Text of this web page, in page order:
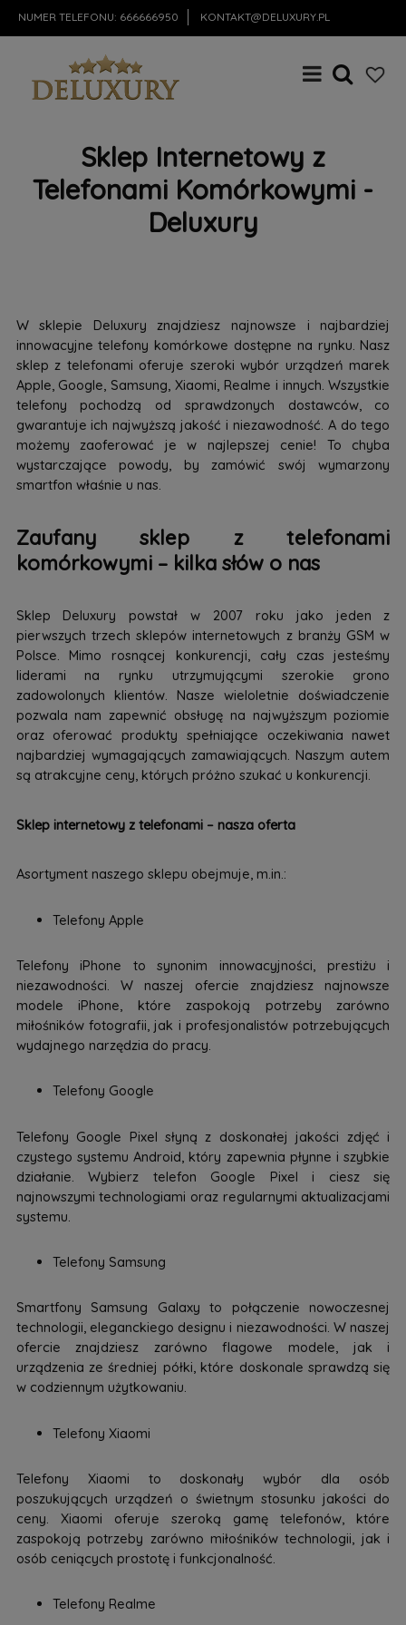
NUMER TELEFONU: 666666950 KONTAKT@DELUXURY.PL
Sklep Internetowy z
Telefonami Komórkowymi -
Deluxury
W sklepie Deluxury znajdziesz najnowsze i najbardziej
innowacyjne telefony komórkowe dostępne na rynku. Nasz
sklep z telefonami oferuje szeroki wybór urządzeń marek
Apple, Google, Samsung, Xiaomi, Realme i innych. Wszystkie
telefony pochodzą od sprawdzonych dostawców, co
gwarantuje ich najwyższą jakość i niezawodność. A do tego
możemy zaoferować je w najlepszej cenie! To chyba
wystarczające powody, by zamówić swój wymarzony
smartfon właśnie u nas.
Zaufany sklep z telefonami
komórkowymi – kilka słów o nas
Sklep Deluxury powstał w 2007 roku jako jeden z
pierwszych trzech sklepów internetowych z branży GSM w
Polsce. Mimo rosnącej konkurencji, cały czas jesteśmy
liderami na rynku utrzymującymi szerokie grono
zadowolonych klientów. Nasze wieloletnie doświadczenie
pozwala nam zapewnić obsługę na najwyższym poziomie
oraz oferować produkty spełniające oczekiwania nawet
najbardziej wymagających zamawiających. Naszym autem
są atrakcyjne ceny, których próżno szukać u konkurencji.
Sklep internetowy z telefonami – nasza oferta
Asortyment naszego sklepu obejmuje, m.in.:
Telefony Apple
Telefony iPhone to synonim innowacyjności, prestiżu i
niezawodności. W naszej ofercie znajdziesz najnowsze
modele iPhone, które zaspokoją potrzeby zarówno
miłośników fotografii, jak i profesjonalistów potrzebujących
wydajnego narzędzia do pracy.
Telefony Google
Telefony Google Pixel słyną z doskonałej jakości zdjęć i
czystego systemu Android, który zapewnia płynne i szybkie
działanie. Wybierz telefon Google Pixel i ciesz się
najnowszymi technologiami oraz regularnymi aktualizacjami
systemu.
Telefony Samsung
Smartfony Samsung Galaxy to połączenie nowoczesnej
technologii, eleganckiego designu i niezawodności. W naszej
ofercie znajdziesz zarówno flagowe modele, jak i
urządzenia ze średniej półki, które doskonale sprawdzą się
w codziennym użytkowaniu.
Telefony Xiaomi
Telefony Xiaomi to doskonały wybór dla osób
poszukujących urządzeń o świetnym stosunku jakości do
ceny. Xiaomi oferuje szeroką gamę telefonów, które
zaspokoją potrzeby zarówno miłośników technologii, jak i
osób ceniących prostotę i funkcjonalność.
Telefony Realme